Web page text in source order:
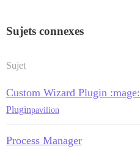
Sujets connexes
Sujet
Custom Wizard Plugin :mage:
Pluginpavilion
Process Manager